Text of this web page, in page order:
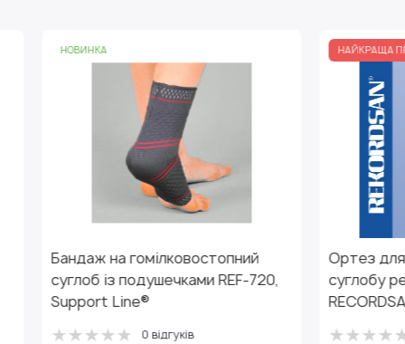
REF-720,
Ортез для гомілковостопного
суглобу регульований 538,